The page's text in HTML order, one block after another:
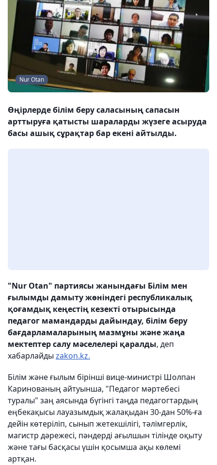
Nur Otan
Өңірлерде білім беру саласының сапасын
арттыруға қатысты шараларды жүзеге асыруда
басы ашық сұрақтар бар екені айтылды.
"Nur Otan" партиясы жанындағы Білім мен
ғылымды дамыту жөніндегі республикалық
қоғамдық кеңестің кезекті отырысында
педагог мамандарды дайындау, білім беру
бағдарламаларының мазмұны және жаңа
мектептер салу мәселелері қаралды, деп
хабарлайды zakon.kz.
Білім және ғылым бірінші вице-министрі Шолпан
Каринованың айтуынша, "Педагог мәртебесі
туралы" заң аясында бүгінгі таңда педагогтардың
еңбекақысы лауазымдық жалақыдан 30-дан 50%-ға
дейін көтеріліп, сынып жетекшілігі, тәлімгерлік,
магистр дәрежесі, пәндерді ағылшын тілінде оқыту
және тағы басқасы үшін қосымша ақы көлемі
артқан.